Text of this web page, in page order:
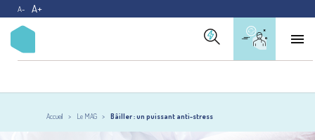
A- A+

Accueil Le MAG Bâiller : un puissant anti-stress